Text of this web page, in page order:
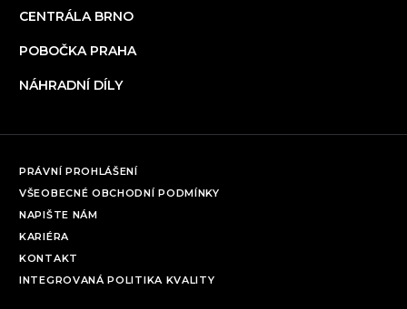
CENTRÁLA BRNO
POBOČKA PRAHA
NÁHRADNÍ DÍLY
PRÁVNÍ PROHLÁŠENÍ
VŠEOBECNÉ OBCHODNÍ PODMÍNKY
NAPIŠTE NÁM
KARIÉRA
KONTAKT
INTEGROVANÁ POLITIKA KVALITY